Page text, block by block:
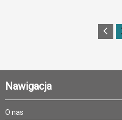
Nawigacja
O nas